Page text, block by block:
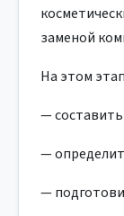
заменой
На этом
—
—
—